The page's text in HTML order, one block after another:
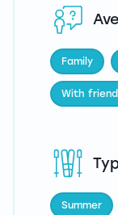
Summer
Family
With